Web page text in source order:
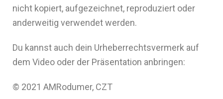
nicht kopiert, aufgezeichnet, reproduziert oder
anderweitig verwendet werden.
Du kannst auch dein Urheberrechtsvermerk auf
dem Video oder der Präsentation anbringen:
© 2021 AMRodumer, CZT